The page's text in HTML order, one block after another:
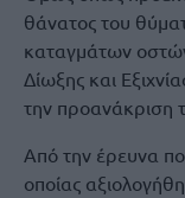
θάνατος του
καταγμάτων
Δίωξης και
την προανάκριση
Από την έρευνα
οποίας